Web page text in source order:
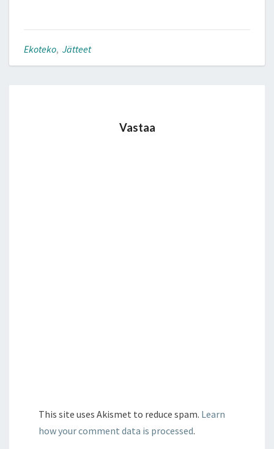
Ekoteko, Jätteet
Vastaa
This site uses Akismet to reduce spam. Learn
how your comment data is processed.